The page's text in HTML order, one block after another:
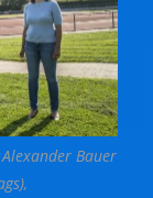
Bauer